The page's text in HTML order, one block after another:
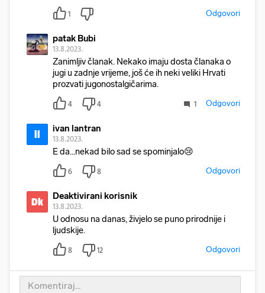
1 Odgovori
patak Bubi
13.8.2023.
Zanimljiv članak. Nekako imaju dosta članaka o
jugi u zadnje vrijeme, još će ih neki veliki Hrvati
prozvati jugonostalgičarima.
4 4 1 Odgovori
il ivan lantran
13.8.2023.
E da...nekad bilo sad se spominjalo😢
6 8 Odgovori
Dk Deaktivirani korisnik
13.8.2023.
U odnosu na danas, živjelo se puno prirodnije i
ljudskije.
8 12 Odgovori